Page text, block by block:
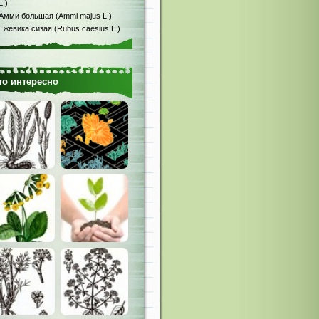
большая (Ammi majus L.)
сизая (Rubus caesius L.)
интересно